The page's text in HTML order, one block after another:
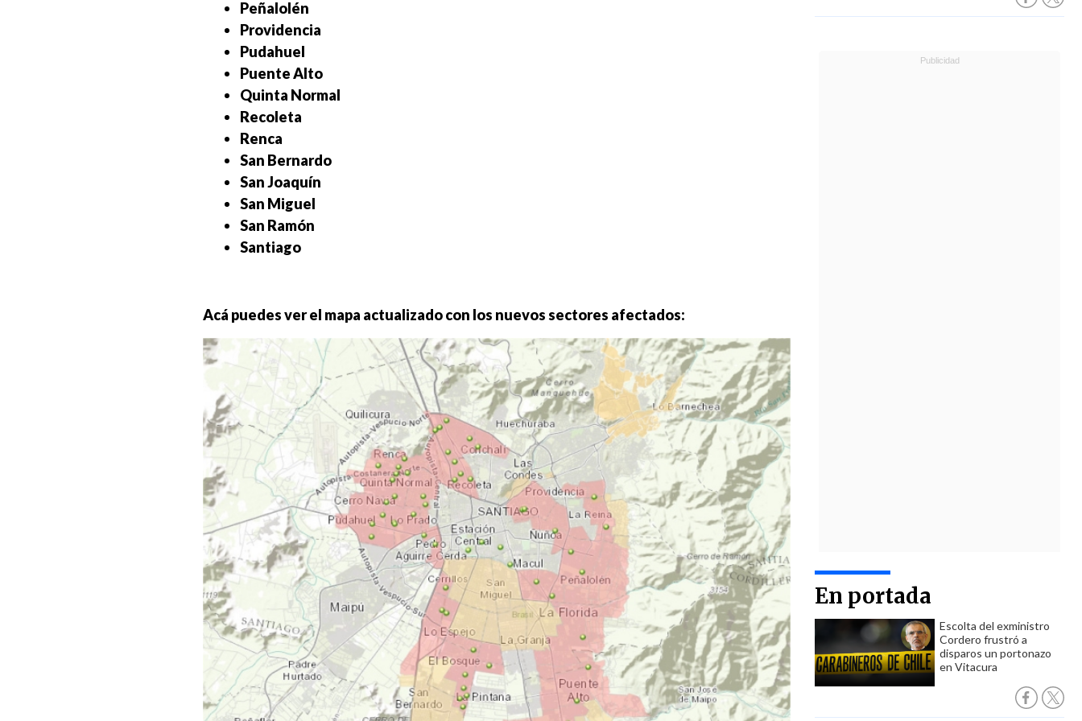
En portada
Escolta del exministro
Cordero frustró a
disparos un portonazo
en Vitacura
Peñalolén
Providencia
Pudahuel
Puente Alto
Quinta Normal
Recoleta
Renca
San Bernardo
San Joaquín
San Miguel
San Ramón
Santiago
Acá puedes ver el mapa actualizado con los nuevos sectores afectados: